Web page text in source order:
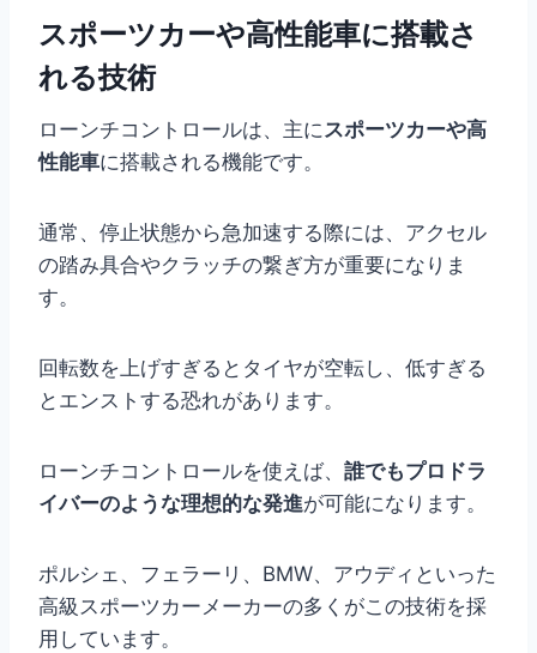
スポーツカーや高性能車に搭載さ
れる技術
ローンチコントロールは、主にスポーツカーや高
性能車に搭載される機能です。
通常、停止状態から急加速する際には、アクセル
の踏み具合やクラッチの繋ぎ方が重要になりま
す。
回転数を上げすぎるとタイヤが空転し、低すぎる
とエンストする恐れがあります。
ローンチコントロールを使えば、 誰でもプロドラ
イバーのような理想的な発進が可能になります。
ポルシェ、フェラーリ、BMW、アウディといった
高級スポーツカーメーカーの多くがこの技術を採
用しています。